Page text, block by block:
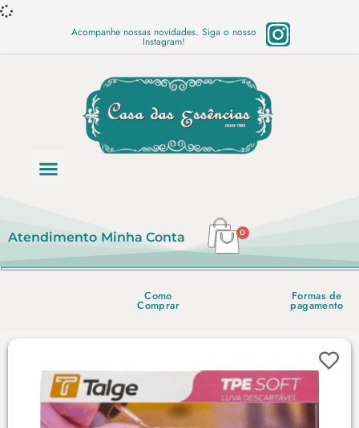
Acompanhe nossas novidades. Siga o nosso
Instagram!
Atendimento Minha Conta 0
Como
Comprar
Formas de
pagamento